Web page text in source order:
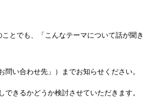
とでも、「こんなテーマについて話が聞き
い合わせ先」）までお知らせください。
きるかどうか検討させていただきます。